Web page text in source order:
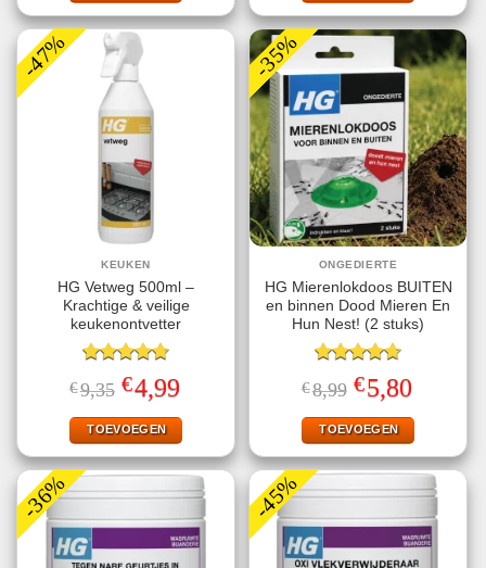
-47%
KEUKEN
HG Vetweg 500ml –
Krachtige & veilige
keukenontvetter
Gewaardeerd
4.70uit 5
€9,35 Oorspronkelijke
prijs
was:
€9,35.
€4,99
is:
€4,99.
TOEVOEGEN
-35%
ONGEDIERTE
HG Mierenlokdoos BUITEN
en binnen Dood Mieren En
Hun Nest! (2 stuks)
Gewaardeerd
4.67uit 5
€8,99 Oorspronkelijke
prijs
was:
€8,99.
€5,80
is:
€5,80.
TOEVOEGEN
-36% -45%